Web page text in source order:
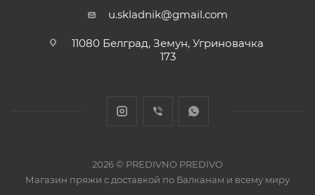
u.skladnik@gmail.com
11080 Белград, Земун, Угриновачка
173
2026 © PREDIVNO PREDIVO
Магазин пряжи с доставкой по Балканам и всему миру